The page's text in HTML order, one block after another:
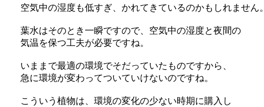
空気中の湿度も低すぎ、かれてきているのかもしれません。
葉水はそのとき一瞬ですので、空気中の湿度と夜間の
気温を保つ工夫が必要ですね。
いままで最適の環境でそだっていたものですから、
急に環境が変わってついていけないのですね。
こういう植物は、環境の変化の少ない時期に購入し